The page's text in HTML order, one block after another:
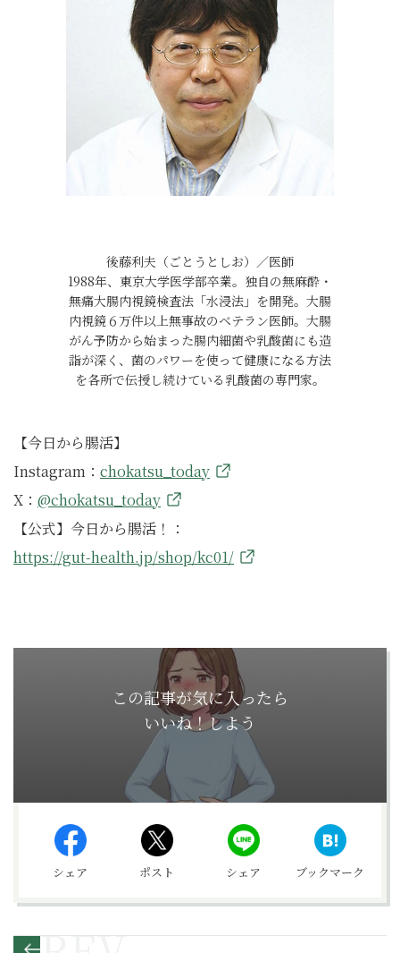
後藤利夫（ごとうとしお）／医師
1988年、東京大学医学部卒業。独自の無麻酔・
無痛大腸内視鏡検査法「水浸法」を開発。大腸
内視鏡６万件以上無事故のベテラン医師。大腸
がん予防から始まった腸内細菌や乳酸菌にも造
詣が深く、菌のパワーを使って健康になる方法
を各所で伝授し続けている乳酸菌の専門家。
【今日から腸活】
Instagram： chokatsu_today
X： @chokatsu_today
【公式】今日から腸活！：
https://gut-health.jp/shop/kc01/
この記事が気に入ったら
いいね！しよう
シェア ポスト シェア ブックマーク